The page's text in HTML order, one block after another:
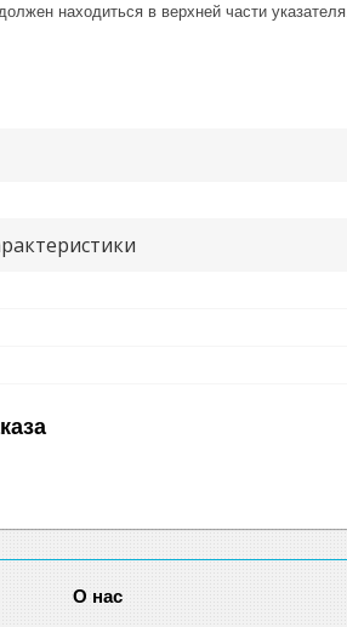
находиться в верхней части указателя.
О нас